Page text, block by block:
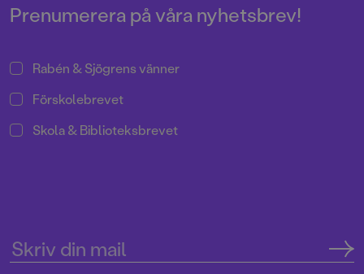
Prenumerera på våra nyhetsbrev!
Rabén & Sjögrens vänner
Förskolebrevet
Skola & Biblioteksbrevet